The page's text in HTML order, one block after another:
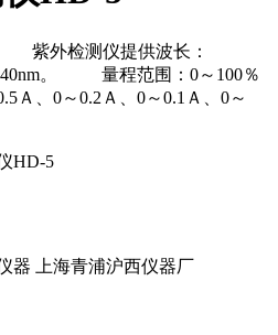
外检测仪提供波长：
340nm。 量程范围：0～100％
Ａ、0～0.2Ａ、0～0.1Ａ、0～
HD-5